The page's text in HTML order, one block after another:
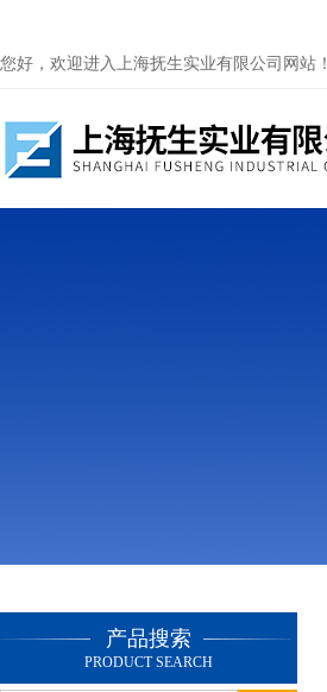
您好，欢迎进入上海抚生实业有限公司网站！
产品搜索
PRODUCT SEARCH